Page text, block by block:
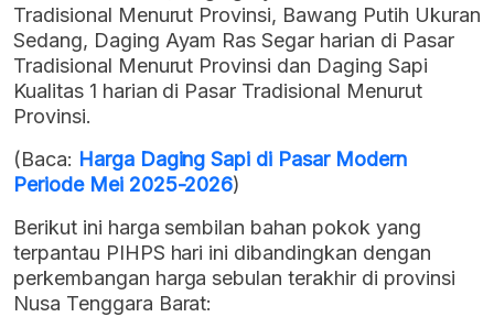
Tradisional Menurut Provinsi, Bawang Putih Ukuran
Sedang, Daging Ayam Ras Segar harian di Pasar
Tradisional Menurut Provinsi dan Daging Sapi
Kualitas 1 harian di Pasar Tradisional Menurut
Provinsi.
(Baca: Harga Daging Sapi di Pasar Modern
Periode Mei 2025-2026)
Berikut ini harga sembilan bahan pokok yang
terpantau PIHPS hari ini dibandingkan dengan
perkembangan harga sebulan terakhir di provinsi
Nusa Tenggara Barat: